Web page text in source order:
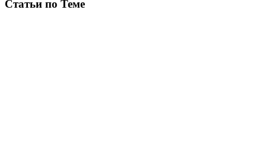
Статьи по Теме